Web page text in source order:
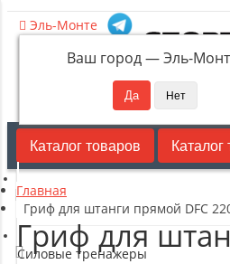
Эль-Монте
Ваш город —Эль-
Каталог товаров Каталог
Кардиотренажеры
Силовые тренажеры
Главная
Гриф для штанги прямой DFC
Гриф для